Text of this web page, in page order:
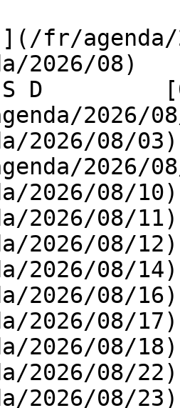
2026/08)
S D
2026/
2026/08/
2026/
2026/08/
2026/08/
2026/08/
2026/08/
2026/08/
2026/08/
2026/08/
2026/08/
2026/08/